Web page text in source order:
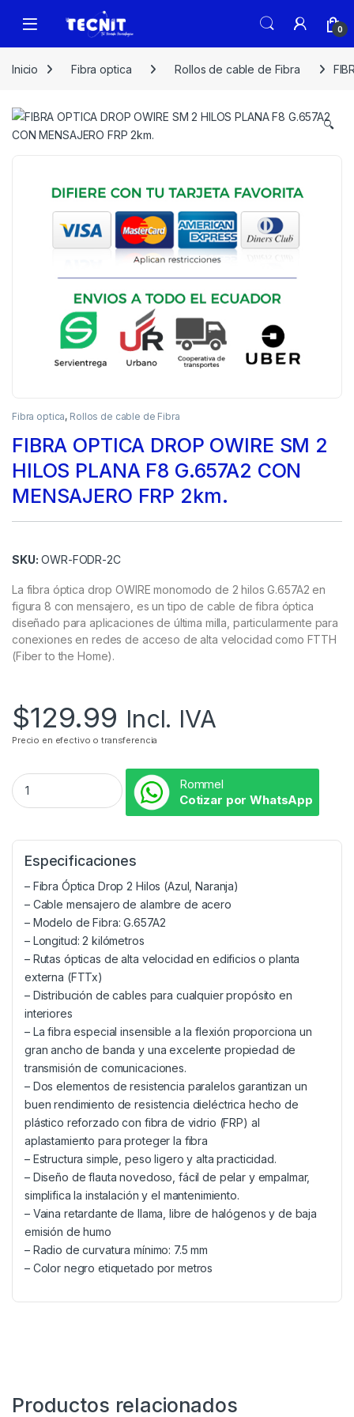
0
Inicio Fibra optica Rollos de cable de Fibra
🔍
Fibra optica, Rollos de cable de Fibra
FIBRA OPTICA DROP OWIRE SM 2
HILOS PLANA F8 G.657A2 CON
MENSAJERO FRP 2km.
SKU: OWR-FODR-2C
La fibra óptica drop OWIRE monomodo de 2 hilos G.657A2 en
figura 8 con mensajero, es un tipo de cable de fibra óptica
diseñado para aplicaciones de última milla, particularmente para
conexiones en redes de acceso de alta velocidad como FTTH
(Fiber to the Home).
$129.99 Incl. IVA
Precio en efectivo o transferencia
Rommel
Cotizar por WhatsApp
Especificaciones
– Fibra Óptica Drop 2 Hilos (Azul, Naranja)
– Cable mensajero de alambre de acero
– Modelo de Fibra: G.657A2
– Longitud: 2 kilómetros
– Rutas ópticas de alta velocidad en edificios o planta
externa (FTTx)
– Distribución de cables para cualquier propósito en
interiores
– La fibra especial insensible a la flexión proporciona un
gran ancho de banda y una excelente propiedad de
transmisión de comunicaciones.
– Dos elementos de resistencia paralelos garantizan un
buen rendimiento de resistencia dieléctrica hecho de
plástico reforzado con fibra de vidrio (FRP) al
aplastamiento para proteger la fibra
– Estructura simple, peso ligero y alta practicidad.
– Diseño de flauta novedoso, fácil de pelar y empalmar,
simplifica la instalación y el mantenimiento.
– Vaina retardante de llama, libre de halógenos y de baja
emisión de humo
– Radio de curvatura mínimo: 7.5 mm
– Color negro etiquetado por metros
Productos relacionados